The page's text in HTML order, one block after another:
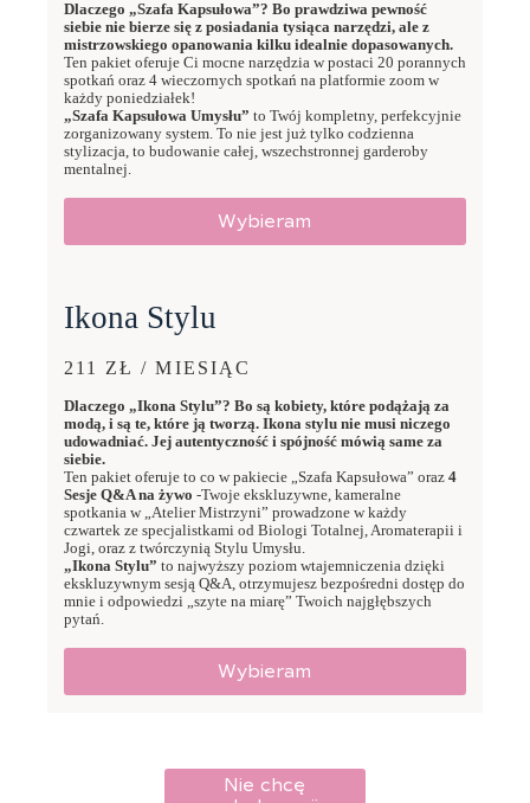
Dlaczego „Szafa Kapsułowa”? Bo prawdziwa pewność
siebie nie bierze się z posiadania tysiąca narzędzi, ale z
mistrzowskiego opanowania kilku idealnie dopasowanych.
Ten pakiet oferuje Ci mocne narzędzia w postaci 20 porannych
spotkań oraz 4 wieczornych spotkań na platformie zoom w
każdy poniedziałek!
„Szafa Kapsułowa Umysłu” to Twój kompletny, perfekcyjnie
zorganizowany system. To nie jest już tylko codzienna
stylizacja, to budowanie całej, wszechstronnej garderoby
mentalnej.
Wybieram
Ikona Stylu
211 ZŁ / MIESIĄC
Dlaczego „Ikona Stylu”? Bo są kobiety, które podążają za
modą, i są te, które ją tworzą. Ikona stylu nie musi niczego
udowadniać. Jej autentyczność i spójność mówią same za
siebie.
Ten pakiet oferuje to co w pakiecie „Szafa Kapsułowa” oraz 4
Sesje Q&A na żywo -Twoje ekskluzywne, kameralne
spotkania w „Atelier Mistrzyni” prowadzone w każdy
czwartek ze specjalistkami od Biologi Totalnej, Aromaterapii i
Jogi, oraz z twórczynią Stylu Umysłu.
„Ikona Stylu” to najwyższy poziom wtajemniczenia dzięki
ekskluzywnym sesją Q&A, otrzymujesz bezpośredni dostęp do
mnie i odpowiedzi „szyte na miarę” Twoich najgłębszych
pytań.
Wybieram
Nie chcę